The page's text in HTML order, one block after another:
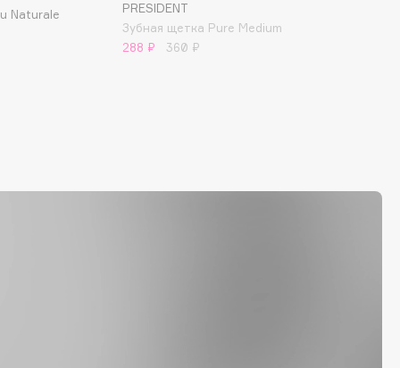
Naturale
PRESIDENT
Зубная щетка Pure Medium
288 ₽
360 ₽